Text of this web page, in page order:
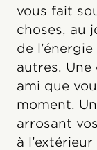
vous fait
choses, au
de
autres.
ami que
moment.
arrosant
à